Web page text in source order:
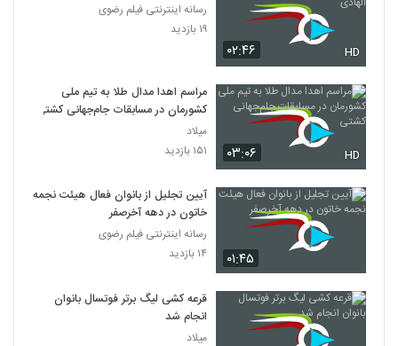
۰۲:۴۶ HD
رسانه اینترنتی فیلم رضوی
۱۹ بازدید
۰۳:۰۶ HD
مراسم اهدا مدال طلا به تیم ملی
کشورمان در مسابقات جام‌جهانی کشتی
میلاد
۱۵۱ بازدید
۰۱:۴۵
آیین تجلیل از بانوان فعال هیئت نجمه
خاتون در دهه آخرصفر
رسانه اینترنتی فیلم رضوی
۱۴ بازدید
قرعه کشی لیگ برتر فوتسال بانوان
انجام شد
میلاد